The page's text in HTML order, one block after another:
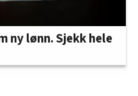
ny lønn. Sjekk hele